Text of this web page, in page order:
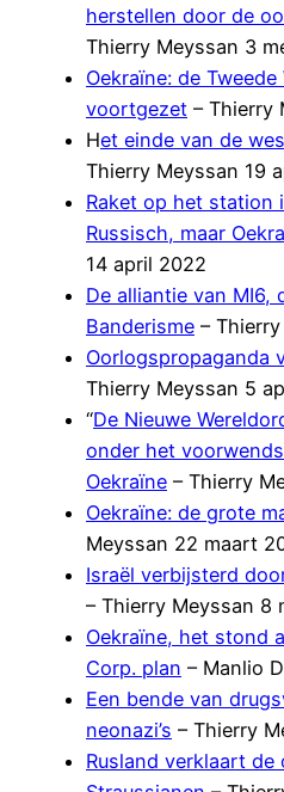
herstellen door de
Thierry Meyssan 3
Oekraïne: de
voortgezet – Thierry
Het einde van de
Thierry Meyssan 19
Raket op het station
Russisch, maar
14 april 2022
De alliantie van MI6,
Banderisme –
Oorlogspropaganda
Thierry Meyssan 5
“De Nieuwe
onder het
Oekraïne – Thierry
Oekraïne: de grote
Meyssan 22 maart
Israël verbijsterd
– Thierry Meyssan 8
Oekraïne, het stond
Corp. plan – Manlio
Een bende van
neonazi’s – Thierry
Rusland verklaart de